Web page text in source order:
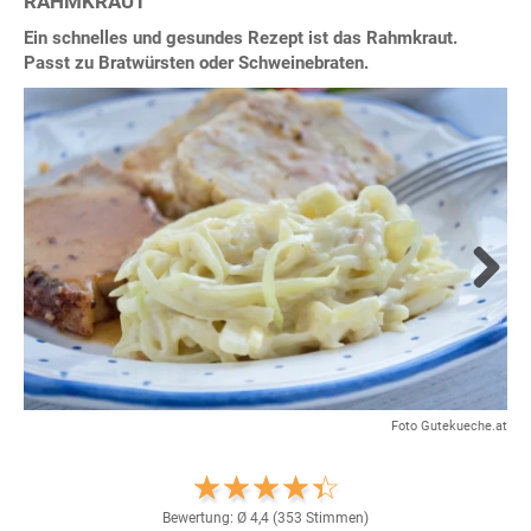
Ein schnelles und gesundes Rezept ist das Rahmkraut.
Passt zu Bratwürsten oder Schweinebraten.
Foto Gutekueche.at
Next
Bewertung: Ø 4,4 (353 Stimmen)